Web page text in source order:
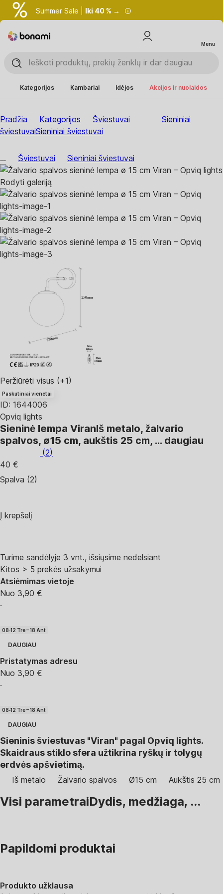
Summer Sale | Iki 40 % →
Menu
Kategorijos Kambariai Idėjos Akcijos ir nuolaidos
Pradžia Kategorijos Šviestuvai
Sieniniai
šviestuvaiSieniniai šviestuvai
... Šviestuvai Sieniniai šviestuvai
Rodyti galeriją
Peržiūrėti visus (+1)
Paskutiniai vienetai
ID: 1644006
Opviq lights
Sieninė lempa ViranIš metalo, žalvario
spalvos, ø15 cm, aukštis 25 cm, … daugiau
(2)
40 €
Spalva (2)
Į krepšelį
Turime sandėlyje 3 vnt., išsiųsime nedelsiant
Kitos > 5 prekės užsakymui
Atsiėmimas vietoje
Nuo 3,90 €
·
08‑12 Tre – 18 Ant
DAUGIAU
Pristatymas adresu
Nuo 3,90 €
·
08‑12 Tre – 18 Ant
DAUGIAU
Sieninis šviestuvas "Viran" pagal Opviq lights.
Skaidraus stiklo sfera užtikrina ryškų ir tolygų
erdvės apšvietimą.
Iš metalo Žalvario spalvos Ø15 cm Aukštis 25 cm
Visi parametraiDydis, medžiaga, ...
Papildomi produktai
Produkto užklausa